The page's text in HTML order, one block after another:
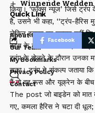
किया। ‘फॉक्स न्यूज’ जिसे ट्रंप
है, उसने भी कहा, ‘‘ट्रंप-हैरिस
लेकिन इसका यह मतलब नहीं कि
बहस के दौरान हैरिस कई बार
ट्रंप के बोलने के दौरान उनका
सका। ट्रंप ने संकल्प जताया
हैं तो वह रूस और यूक्रेन के बीच
The post जो बाइडेन को मात
गए, कमला हैरिस ने चटा दी
Winnende
Facebook
Quick Link
About Us
Our Team
My Bookmarks
Privacy Policy
Contact